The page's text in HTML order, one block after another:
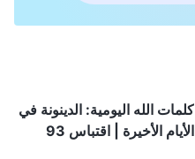
كلمات الله اليومية: الدينونة في
الأيام الأخيرة | اقتباس 93